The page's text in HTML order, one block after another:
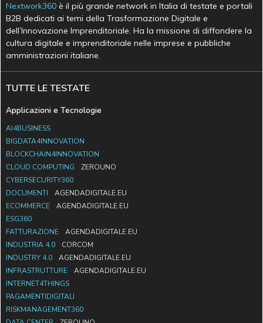
Nextwork360 è il più grande network in Italia di testate e portali
B2B dedicati ai temi della Trasformazione Digitale e
dell’Innovazione Imprenditoriale. Ha la missione di diffondere la
cultura digitale e imprenditoriale nelle imprese e pubbliche
amministrazioni italiane.
TUTTE LE TESTATE
Applicazioni e Tecnologie
AI4BUSINESS
BIGDATA4INNOVATION
BLOCKCHAIN4INNOVATION
CLOUD COMPUTING
ZEROUNO
CYBERSECURITY360
DOCUMENTI
AGENDADIGITALE.EU
ECOMMERCE
AGENDADIGITALE.EU
ESG360
FATTURAZIONE
AGENDADIGITALE.EU
INDUSTRIA 4.0
CORCOM
INDUSTRY 4.0
AGENDADIGITALE.EU
INFRASTRUTTURE
AGENDADIGITALE.EU
INTERNET4THINGS
PAGAMENTIDIGITALI
RISKMANAGEMENT360